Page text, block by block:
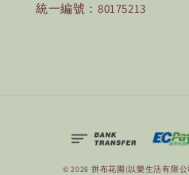
統一編號：80175213
© 2026 拼布花園(以樂生活有限